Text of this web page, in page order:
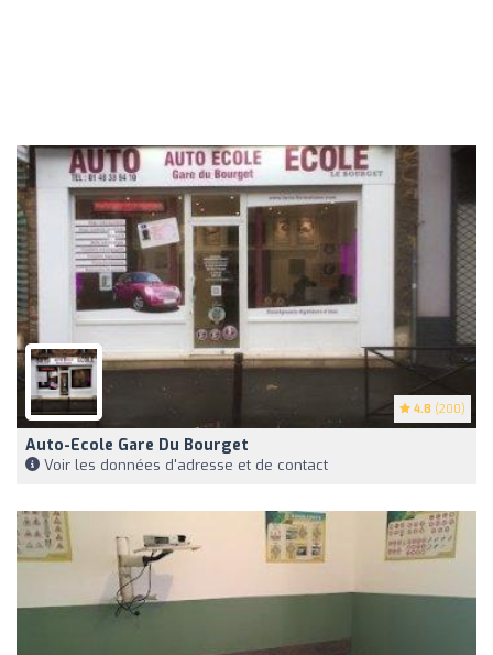
4.8 (200)
Auto-Ecole Gare Du Bourget
Voir les données d'adresse et de contact